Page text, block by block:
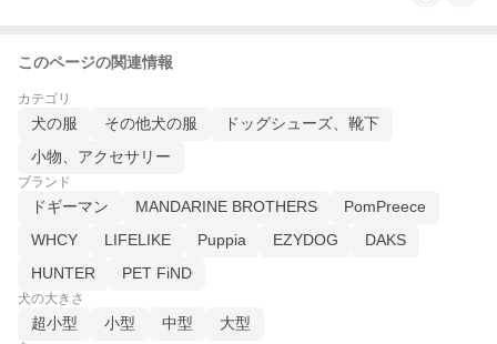
このページの関連情報
カテゴリ
犬の服 その他犬の服
ドッグシューズ、靴下
小物、アクセサリー
ブランド
ドギーマン MANDARINE BROTHERS
PomPreece
WHCY
LIFELIKE Puppia EZYDOG
DAKS
HUNTER
PET FiND
犬の大きさ
超小型 小型 中型 大型